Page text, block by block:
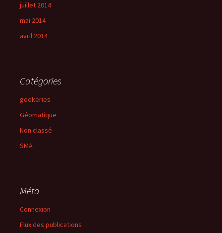
juillet 2014
mai 2014
avril 2014
Catégories
geekeries
Géomatique
Non classé
SMA
Méta
Connexion
Flux des publications